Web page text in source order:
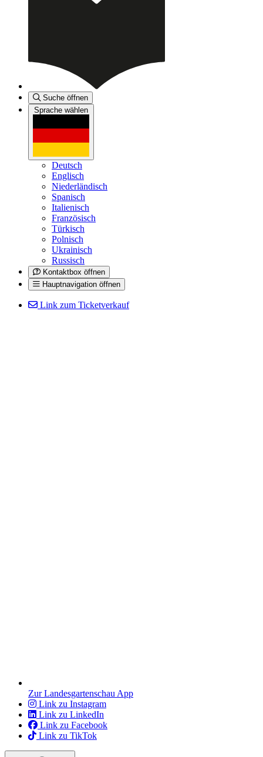
Suche öffnen
Sprache wählen
Deutsch
Englisch
Niederländisch
Spanisch
Italienisch
Französisch
Türkisch
Polnisch
Ukrainisch
Russisch
Kontaktbox öffnen
Hauptnavigation öffnen
Link zum Ticketverkauf
Zur Landesgartenschau App
Link zu Instagram
Link zu LinkedIn
Link zu Facebook
Link zu TikTok